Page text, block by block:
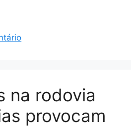
na rodovia
provocam